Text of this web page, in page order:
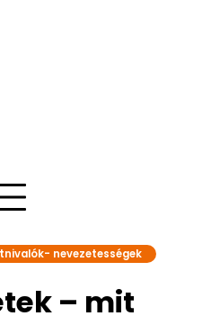
nevezetességek
– mit